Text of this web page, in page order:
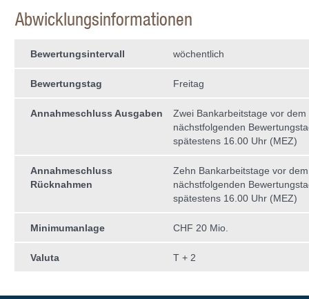
Abwicklungsinformationen
Bewertungsintervall wöchentlich
Bewertungstag Freitag
Annahmeschluss Ausgaben
Zwei Bankarbeitstage vor dem
nächstfolgenden
spätestens 16.00 Uhr (MEZ)
Annahmeschluss
Rücknahmen
Zehn Bankarbeitstage vor dem
nächstfolgenden
spätestens 16.00 Uhr (MEZ)
Minimumanlage CHF 20 Mio.
Valuta T + 2